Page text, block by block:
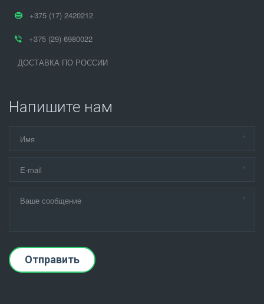
+375 (17) 2420212
+375 (29) 6980022
ДОСТАВКА ПО РОССИИ
Напишите нам
*
*
*
Отправить